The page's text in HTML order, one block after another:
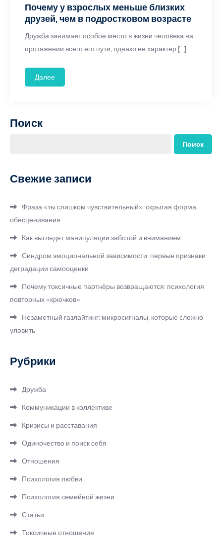
Почему у взрослых меньше близких
друзей, чем в подростковом возрасте
Дружба занимает особое место в жизни человека на
протяжении всего его пути, однако ее характер […]
Далее
Поиск
Поиск
Свежие записи
Фраза «ты слишком чувствительный»: скрытая форма
обесценивания
Как выглядят манипуляции заботой и вниманием
Синдром эмоциональной зависимости: первые признаки
деградации самооценки
Почему токсичные партнёры возвращаются: психология
повторных «крючков»
Незаметный газлайтинг: микросигналы, которые сложно
уловить
Рубрики
Дружба
Коммуникации в коллективе
Кризисы и расставания
Одиночество и поиск себя
Отношения
Психология любви
Психология семейной жизни
Статьи
Токсичные отношения